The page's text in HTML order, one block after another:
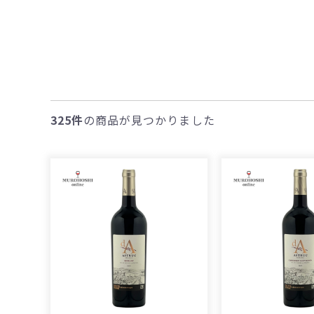
325件の商品が見つかりました